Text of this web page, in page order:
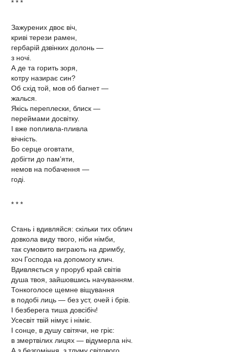
* * *
Зажурених двоє віч,
криві терези рамен,
гербарій дзвінких долонь —
з ночі.
А де та горить зоря,
котру назирає син?
Об схід той, мов об багнет —
жалься.
Якісь переплески, блиск —
переймами досвітку.
І вже попливла-пливла
вічність.
Бо серце оговтати,
добігти до пам’яти,
немов на побачення —
годі.
* * *
Стань і вдивляйся: скільки тих облич
довкола виду твого, ніби німби,
так сумовито виграють на дримбу,
хоч Господа на допомогу клич.
Вдивляється у проруб край світів
душа твоя, зайшовшись начуванням.
Тонкоголосе щемне віщування
в подобі лиць — без уст, очей і брів.
І безберега тиша довсібіч!
Усесвіт твій німує і німіє.
І сонце, в душу світячи, не гріє:
в змертвілих лицях — відумерла ніч.
А з безгоміння, з тлуму світового